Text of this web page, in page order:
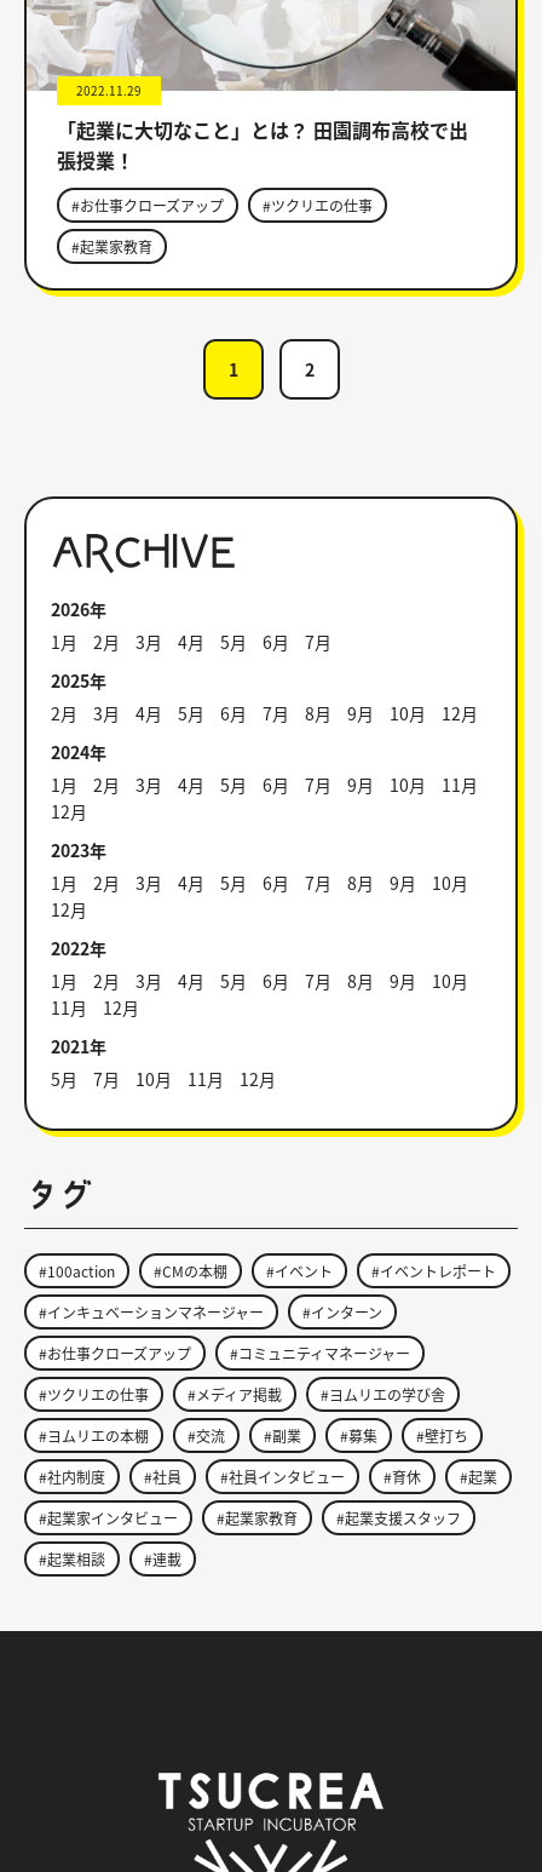
2022.11.29
「起業に大切なこと」とは？ 田園調布高校で出
張授業！
#お仕事クローズアップ
#ツクリエの仕事
#起業家教育
1 2
ARCHIVE
2026年
1月
2月 3月 4月 5月 6月
7月
2025年
2月
3月 4月 5月 6月 7月 8月 9月 10月
12月
2024年
1月
2月 3月 4月 5月 6月 7月 9月 10月
11月
12月
2023年
1月
2月 3月 4月 5月 6月 7月 8月 9月
10月
12月
2022年
1月
2月 3月 4月 5月 6月 7月 8月 9月
10月
11月
12月
2021年
5月
7月 10月 11月 12月
タグ
#100action #CMの本棚 #イベント
#イベントレポート
#インキュベーションマネージャー
#インターン
#お仕事クローズアップ
#コミュニティマネージャー
#ツクリエの仕事
#メディア掲載
#ヨムリエの学び舎
#ヨムリエの本棚
#交流 #副業 #募集
#壁打ち
#社内制度
#社員 #社員インタビュー #育休
#起業
#起業家インタビュー
#起業家教育
#起業支援スタッフ
#起業相談
#連載